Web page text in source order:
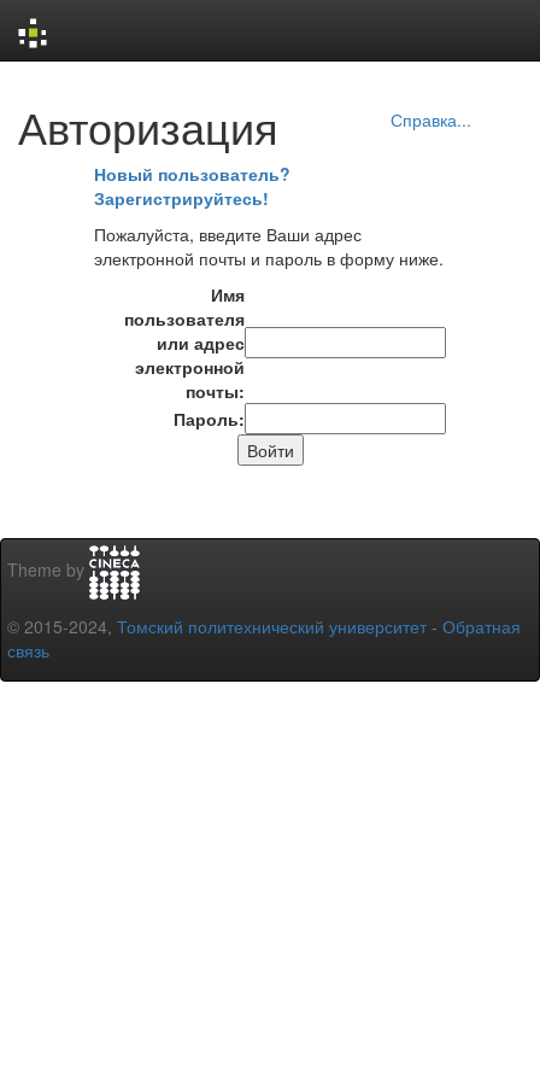
navigation
Авторизация Справка...
Новый пользователь?
Зарегистрируйтесь!
Пожалуйста, введите Ваши адрес
электронной почты и пароль в форму ниже.
Имя
пользователя
или адрес
электронной
почты:
Пароль:
Theme by
© 2015-2024, Томский политехнический университет - Обратная
связь